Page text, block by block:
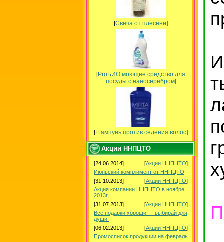
[Свеча от плесени]
[ProБИО моющее средство для
посуды c наносеребром]
[Шампунь против седения волос]
Акции ННПЦТО
[24.06.2014] [Акции ННПЦТО]
Июньский комплимент от ННПЦТО
[31.10.2013]
[Акции ННПЦТО]
Акция компании ННПЦТО в ноябре
2013г.
[31.07.2013]
[Акции ННПЦТО]
Все подарки хороши — выбирай для
души!
[06.02.2013]
[Акции ННПЦТО]
Промосписок продукции на февраль